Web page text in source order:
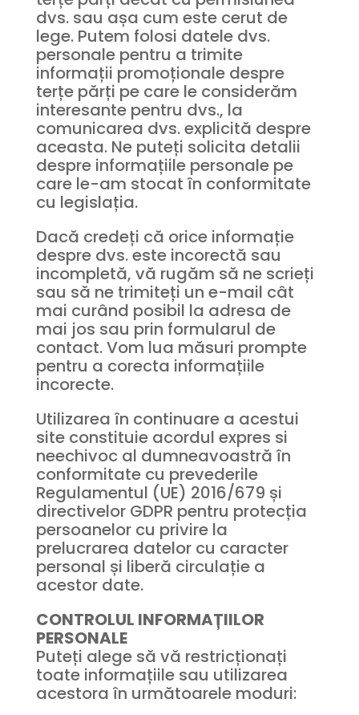
dvs. sau așa cum este cerut de
lege. Putem folosi datele dvs.
personale pentru a trimite
informații promoționale despre
terțe părți pe care le considerăm
interesante pentru dvs., la
comunicarea dvs. explicită despre
aceasta. Ne puteți solicita detalii
despre informațiile personale pe
care le-am stocat în conformitate
cu legislația.
Dacă credeți că orice informație
despre dvs. este incorectă sau
incompletă, vă rugăm să ne scrieți
sau să ne trimiteți un e-mail cât
mai curând posibil la adresa de
mai jos sau prin formularul de
contact. Vom lua măsuri prompte
pentru a corecta informațiile
incorecte.
Utilizarea în continuare a acestui
site constituie acordul expres si
neechivoc al dumneavoastră în
conformitate cu prevederile
Regulamentul (UE) 2016/679 și
directivelor GDPR pentru protecția
persoanelor cu privire la
prelucrarea datelor cu caracter
personal și liberă circulație a
acestor date.
CONTROLUL INFORMAȚIILOR
PERSONALE
Puteți alege să vă restricționați
toate informațiile sau utilizarea
acestora în următoarele moduri: